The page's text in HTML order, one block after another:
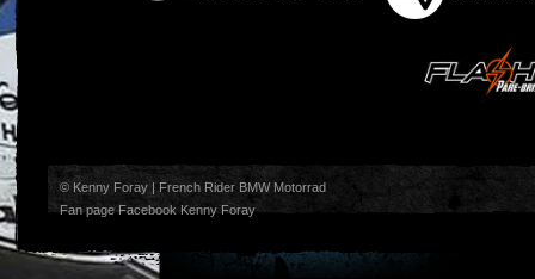
© Kenny Foray | French Rider BMW Motorrad
Fan page Facebook Kenny Foray